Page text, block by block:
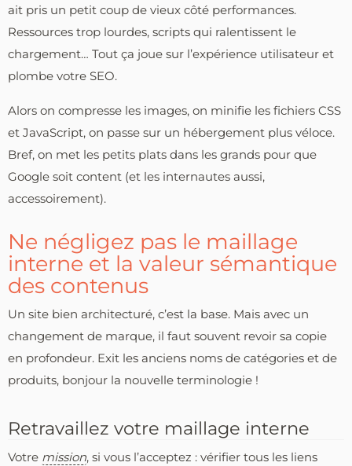
ait pris un petit coup de vieux côté performances.
Ressources trop lourdes, scripts qui ralentissent le
chargement… Tout ça joue sur l’expérience utilisateur et
plombe votre SEO.
Alors on compresse les images, on minifie les fichiers CSS
et JavaScript, on passe sur un hébergement plus véloce.
Bref, on met les petits plats dans les grands pour que
Google soit content (et les internautes aussi,
accessoirement).
Ne négligez pas le maillage
interne et la valeur sémantique
des contenus
Un site bien architecturé, c’est la base. Mais avec un
changement de marque, il faut souvent revoir sa copie
en profondeur. Exit les anciens noms de catégories et de
produits, bonjour la nouvelle terminologie !
Retravaillez votre maillage interne
Votre mission, si vous l’acceptez : vérifier tous les liens